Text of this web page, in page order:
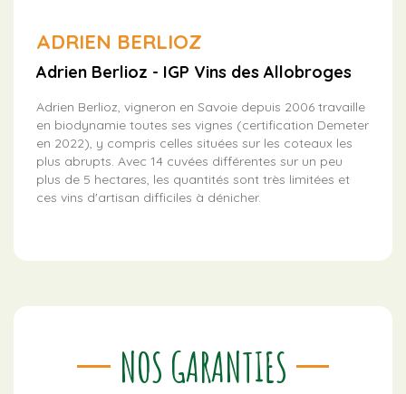
ADRIEN BERLIOZ
Adrien Berlioz - IGP Vins des Allobroges
Adrien Berlioz, vigneron en Savoie depuis 2006 travaille
en biodynamie toutes ses vignes (certification Demeter
en 2022), y compris celles situées sur les coteaux les
plus abrupts. Avec 14 cuvées différentes sur un peu
plus de 5 hectares, les quantités sont très limitées et
ces vins d'artisan difficiles à dénicher.
NOS GARANTIES